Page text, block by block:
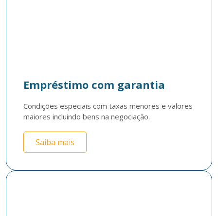
Empréstimo com garantia
Condições especiais com taxas menores e valores
maiores incluindo bens na negociação.
Saiba mais